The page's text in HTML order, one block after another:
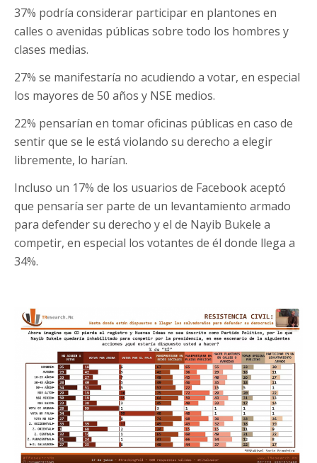
37% podría considerar participar en plantones en
calles o avenidas públicas sobre todo los hombres y
clases medias.
27% se manifestaría no acudiendo a votar, en especial
los mayores de 50 años y NSE medios.
22% pensarían en tomar oficinas públicas en caso de
sentir que se le está violando su derecho a elegir
libremente, lo harían.
Incluso un 17% de los usuarios de Facebook aceptó
que pensaría ser parte de un levantamiento armado
para defender su derecho y el de Nayib Bukele a
competir, en especial los votantes de él donde llega a
34%.